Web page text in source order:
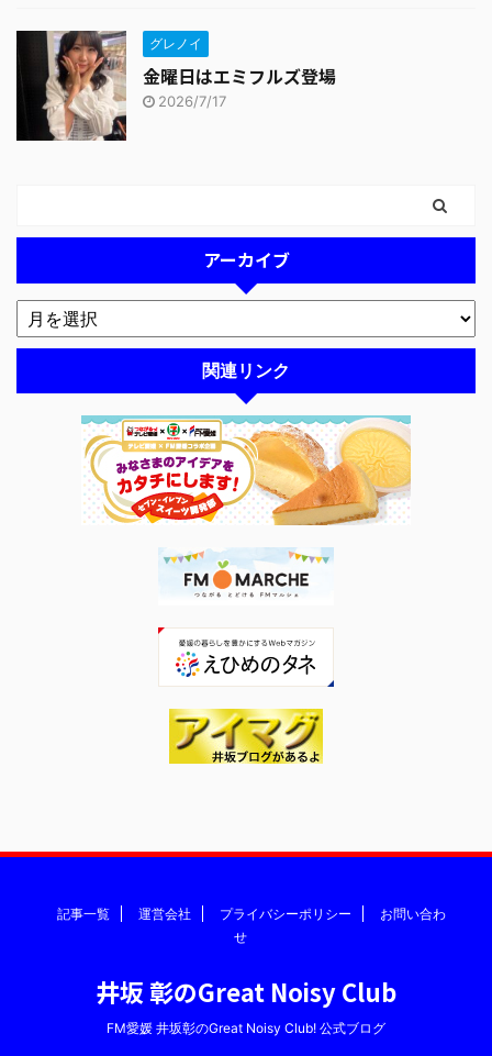
グレノイ
金曜日はエミフルズ登場
2026/7/17
アーカイブ
関連リンク
記事一覧 運営会社 プライバシーポリシー
お問い合わ
せ
井坂 彰のGreat Noisy Club
FM愛媛 井坂彰のGreat Noisy Club! 公式ブログ